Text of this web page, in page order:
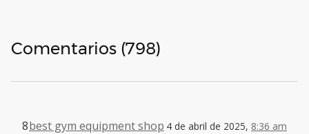
Comentarios (798)
best gym equipment shop 4 de abril de 2025, 8:36 am
8